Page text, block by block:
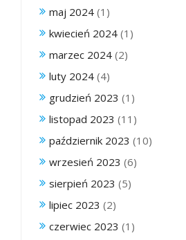
maj 2024 (1)
kwiecień 2024 (1)
marzec 2024 (2)
luty 2024 (4)
grudzień 2023 (1)
listopad 2023 (11)
październik 2023 (10)
wrzesień 2023 (6)
sierpień 2023 (5)
lipiec 2023 (2)
czerwiec 2023 (1)